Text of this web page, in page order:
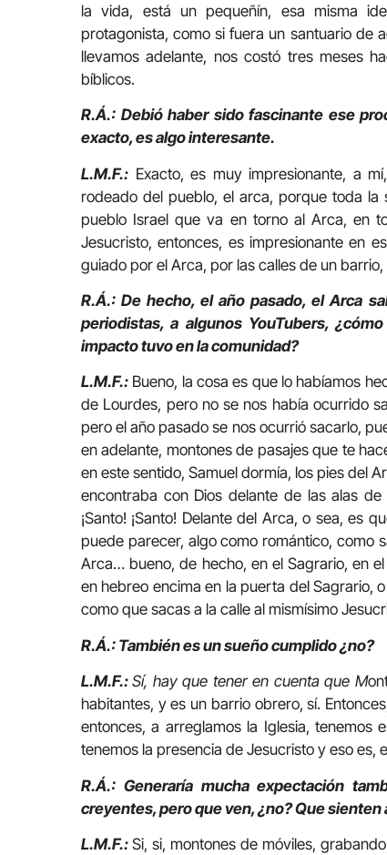
la vida, está un pequeñín, esa misma
protagonista, como si fuera un santuario de
llevamos adelante, nos costó tres meses
bíblicos.
R.Á.: Debió haber sido fascinante ese
exacto, es algo interesante.
L.M.F.: Exacto, es muy impresionante, a
rodeado del pueblo, el arca, porque toda
pueblo Israel que va en torno al Arca, en
Jesucristo, entonces, es impresionante en
guiado por el Arca, por las calles de un
R.Á.: De hecho, el año pasado, el Arca
periodistas, a algunos YouTubers,
impacto tuvo en la comunidad?
L.M.F.: Bueno, la cosa es que lo habíamos
de Lourdes, pero no se nos había ocurrido
pero el año pasado se nos ocurrió sacarlo,
en adelante, montones de pasajes que te
en este sentido, Samuel dormía, los pies del
encontraba con Dios delante de las alas
¡Santo! ¡Santo! Delante del Arca, o sea, es
puede parecer, algo como romántico, como
Arca… bueno, de hecho, en el Sagrario, en
en hebreo encima en la puerta del Sagrario,
como que sacas a la calle al mismísimo
R.Á.: También es un sueño cumplido ¿no?
L.M.F.:Sí, hay que tener en cuenta que M
habitantes, y es un barrio obrero, sí.
entonces, a arreglamos la Iglesia, tenemos
tenemos la presencia de Jesucristo y eso es,
R.Á.: Generaría mucha expectación
creyentes, pero que ven, ¿no? Que sienten
L.M.F.: Si, si, montones de móviles,